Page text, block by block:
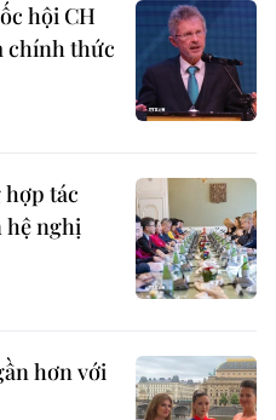
hội CH
chính thức
tác
hệ nghị
hơn với